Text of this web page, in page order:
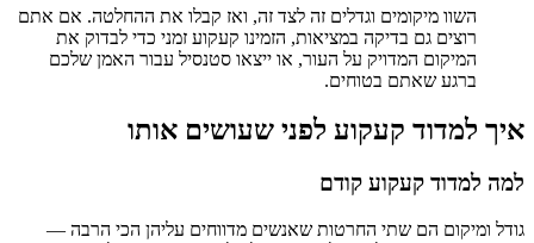
השוו מיקומים וגדלים זה לצד זה, ואז קבלו את ההחלטה. אם אתם
רוצים גם בדיקה במציאות, הזמינו קעקוע זמני כדי לבדוק את
המיקום המדויק על העור, או ייצאו סטנסיל עבור האמן שלכם
ברגע שאתם בטוחים.
איך למדוד קעקוע לפני שעושים אותו
למה למדוד קעקוע קודם
גודל ומיקום הם שתי החרטות שאנשים מדווחים עליהן הכי הרבה —